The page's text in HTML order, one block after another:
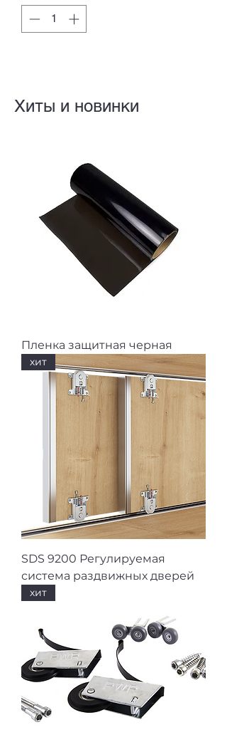
Хиты и новинки
Пленка защитная черная
хит
SDS 9200 Регулируемая
система раздвижных дверей
хит